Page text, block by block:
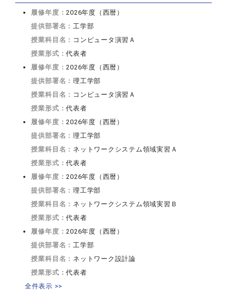
履修年度：2026年度（西暦）
提供部署名：工学部
授業科目名： コンピュータ演習Ａ
授業形式：代表者
履修年度：2026年度（西暦）
提供部署名：理工学部
授業科目名： コンピュータ演習Ａ
授業形式：代表者
履修年度：2026年度（西暦）
提供部署名：理工学部
授業科目名： ネットワークシステム領域実習Ａ
授業形式：代表者
履修年度：2026年度（西暦）
提供部署名：理工学部
授業科目名： ネットワークシステム領域実習Ｂ
授業形式：代表者
履修年度：2026年度（西暦）
提供部署名：工学部
授業科目名： ネットワーク設計論
授業形式：代表者
全件表示 >>